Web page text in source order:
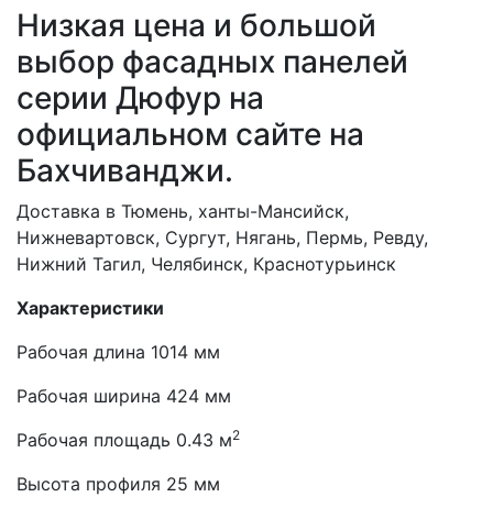
Низкая цена и большой
выбор фасадных панелей
серии Дюфур на
официальном сайте на
Бахчиванджи.
Доставка в Тюмень, ханты-Мансийск,
Нижневартовск, Сургут, Нягань, Пермь, Ревду,
Нижний Тагил, Челябинск, Краснотурьинск
Характеристики
Рабочая длина 1014 мм
Рабочая ширина 424 мм
Рабочая площадь 0.43 м2
Высота профиля 25 мм